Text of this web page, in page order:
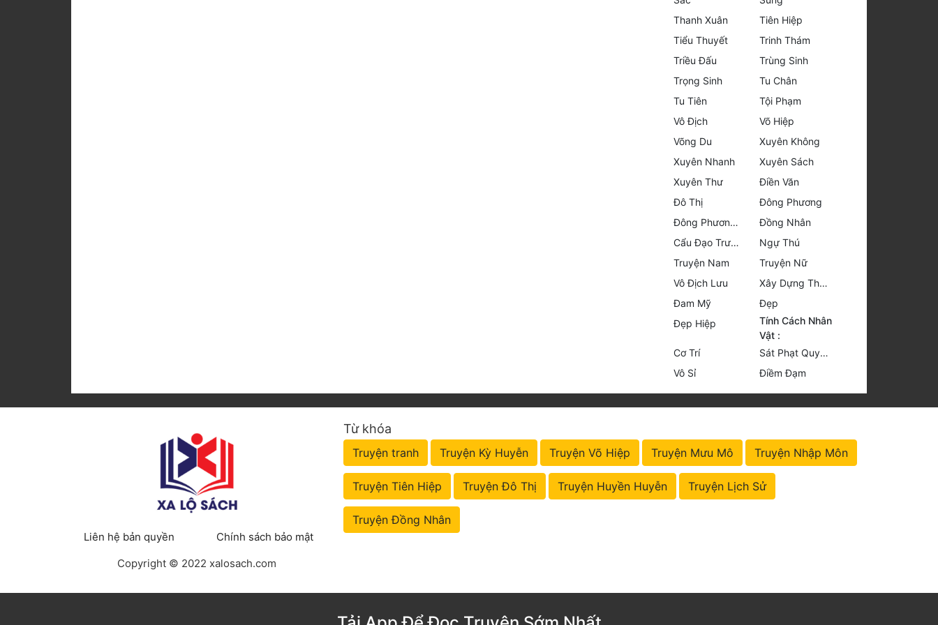
Thanh Xuân
Tiên Hiệp
Tiểu Thuyết
Trinh Thám
Triều Đấu
Trùng Sinh
Trọng Sinh
Tu Chân
Tu Tiên
Tội Phạm
Vô Địch
Võ Hiệp
Võng Du
Xuyên Không
Xuyên Nhanh
Xuyên Sách
Xuyên Thư
Điền Văn
Đô Thị
Đông Phương
Đông Phương Huyền Huyễn
Đồng Nhân
Cẩu Đạo Trường Sinh
Ngự Thú
Truyện Nam
Truyện Nữ
Vô Địch Lưu
Xây Dựng Thế Lực
Đam Mỹ
Đẹp
Đẹp Hiệp
Tính Cách Nhân
Vật :
Cơ Trí
Sát Phạt Quyết Đoán
Vô Sỉ
Điềm Đạm
Liên hệ bản quyền
Chính sách bảo mật
Copyright © 2022 xalosach.com
Từ khóa
Truyện tranh Truyện Kỳ Huyễn Truyện Võ Hiệp Truyện Mưu Mô Truyện Nhập Môn
Truyện Tiên Hiệp Truyện Đô Thị Truyện Huyền Huyễn Truyện Lịch Sử
Truyện Đồng Nhân